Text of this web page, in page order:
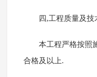
四,工程质量及技
本工程严格按照
合格及以上.